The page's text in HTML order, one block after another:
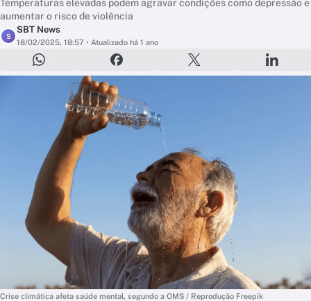
Temperaturas elevadas podem agravar condições como depressão e
aumentar o risco de violência
S
SBT News
18/02/2025, 18:57 • Atualizado há 1 ano
Crise climática afeta saúde mental, segundo a OMS / Reprodução Freepik